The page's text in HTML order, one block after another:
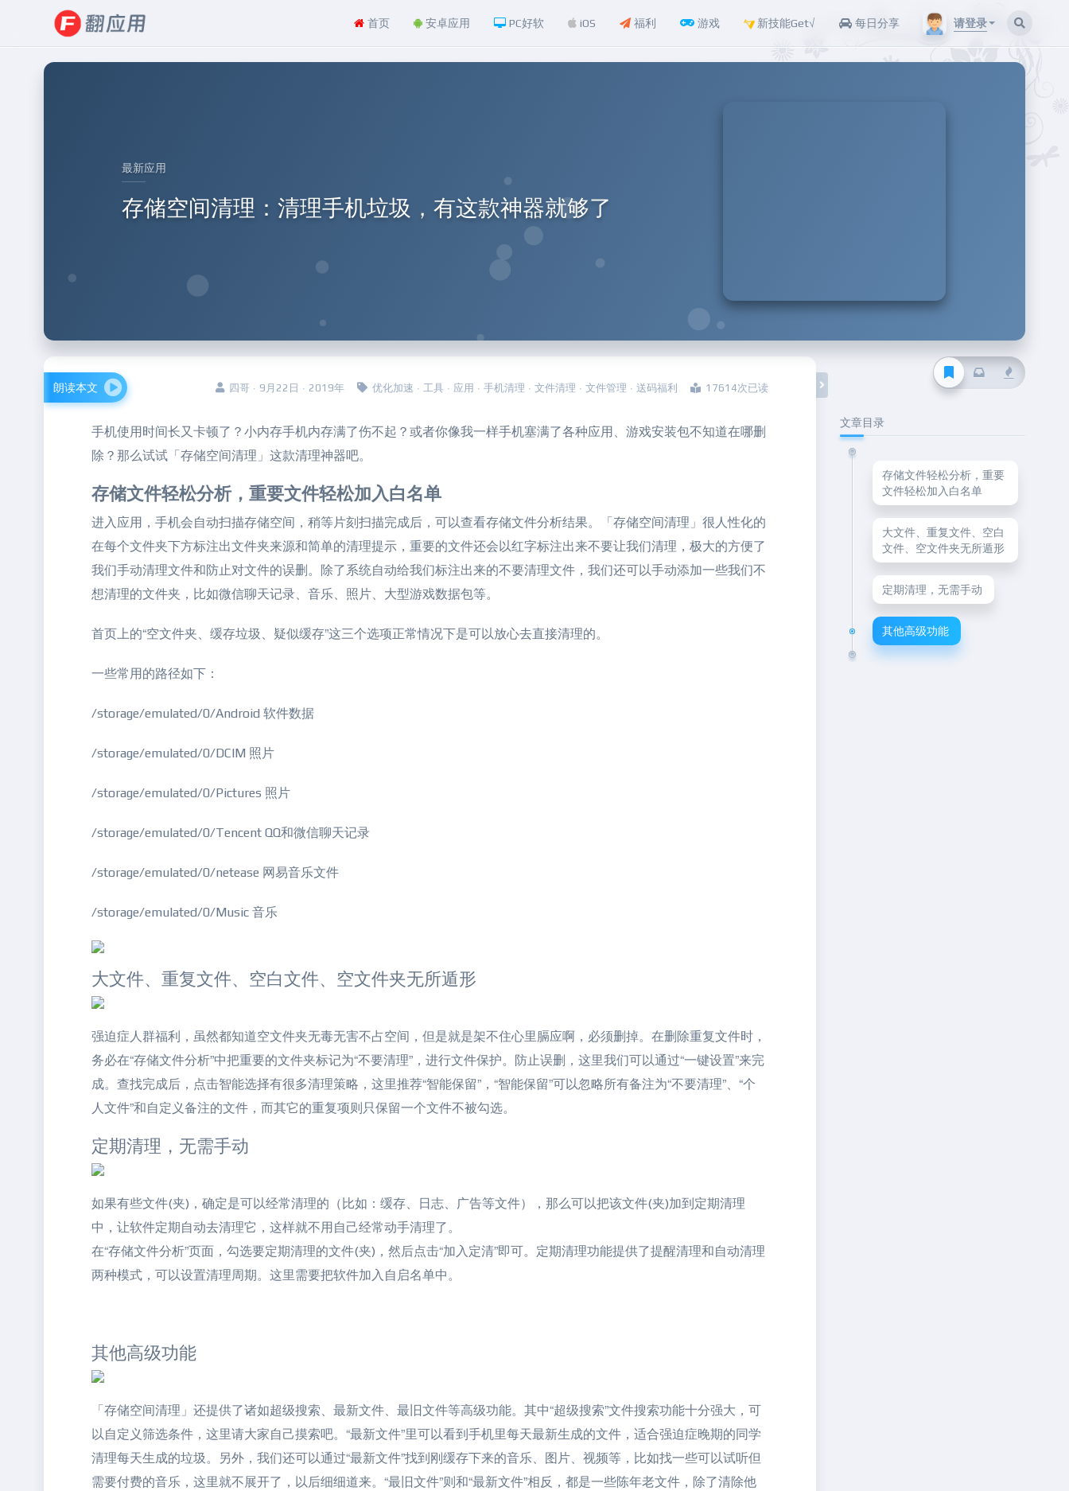
首页 安卓应用 PC好软 iOS 福利 游戏 新技能Get√ 每日分享 请登录
最新应用
存储空间清理：清理手机垃圾，有这款神器就够了
四哥 · 9月22日 · 2019年 优化加速 · 工具· 应用 · 手机清理 · 文件清理 · 文件管理 · 送码福利 17614次已读
朗读本文
手机使用时间长又卡顿了？小内存手机内存满了伤不起？或者你像我一样手机塞满了各种应用、游戏安装包不知道在哪删
除？那么试试「存储空间清理」这款清理神器吧。
存储文件轻松分析，重要文件轻松加入白名单
进入应用，手机会自动扫描存储空间，稍等片刻扫描完成后，可以查看存储文件分析结果。「存储空间清理」很人性化的
在每个文件夹下方标注出文件夹来源和简单的清理提示，重要的文件还会以红字标注出来不要让我们清理，极大的方便了
我们手动清理文件和防止对文件的误删。除了系统自动给我们标注出来的不要清理文件，我们还可以手动添加一些我们不
想清理的文件夹，比如微信聊天记录、音乐、照片、大型游戏数据包等。
首页上的“空文件夹、缓存垃圾、疑似缓存”这三个选项正常情况下是可以放心去直接清理的。
一些常用的路径如下：
/storage/emulated/0/Android 软件数据
/storage/emulated/0/DCIM 照片
/storage/emulated/0/Pictures 照片
/storage/emulated/0/Tencent QQ和微信聊天记录
/storage/emulated/0/netease 网易音乐文件
/storage/emulated/0/Music 音乐
大文件、重复文件、空白文件、空文件夹无所遁形
强迫症人群福利，虽然都知道空文件夹无毒无害不占空间，但是就是架不住心里膈应啊，必须删掉。在删除重复文件时，
务必在“存储文件分析”中把重要的文件夹标记为“不要清理”，进行文件保护。防止误删，这里我们可以通过“一键设置”来完
成。查找完成后，点击智能选择有很多清理策略，这里推荐“智能保留”，“智能保留”可以忽略所有备注为“不要清理”、“个
人文件”和自定义备注的文件，而其它的重复项则只保留一个文件不被勾选。
定期清理，无需手动
如果有些文件(夹)，确定是可以经常清理的（比如：缓存、日志、广告等文件），那么可以把该文件(夹)加到定期清理
中，让软件定期自动去清理它，这样就不用自己经常动手清理了。
在“存储文件分析”页面，勾选要定期清理的文件(夹)，然后点击“加入定清”即可。定期清理功能提供了提醒清理和自动清理
两种模式，可以设置清理周期。这里需要把软件加入自启名单中。
其他高级功能
「存储空间清理」还提供了诸如超级搜索、最新文件、最旧文件等高级功能。其中“超级搜索”文件搜索功能十分强大，可
以自定义筛选条件，这里请大家自己摸索吧。“最新文件”里可以看到手机里每天最新生成的文件，适合强迫症晚期的同学
清理每天生成的垃圾。另外，我们还可以通过“最新文件”找到刚缓存下来的音乐、图片、视频等，比如找一些可以试听但
需要付费的音乐，这里就不展开了，以后细细道来。“最旧文件”则和“最新文件”相反，都是一些陈年老文件，除了清除他
文章目录
存储文件轻松分析，重要
文件轻松加入白名单
大文件、重复文件、空白
文件、空文件夹无所遁形
定期清理，无需手动
其他高级功能